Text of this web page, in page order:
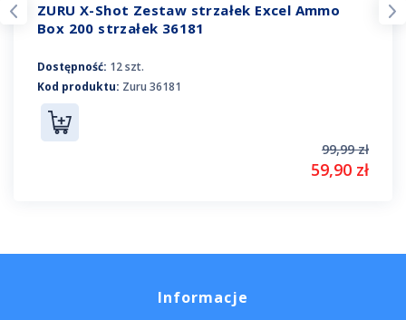
ZURU X-Shot Zestaw strzałek Excel Ammo
Box 200 strzałek 36181
Dostępność: 12 szt.
Kod produktu: Zuru 36181
99,99 zł
59,90 zł
Informacje